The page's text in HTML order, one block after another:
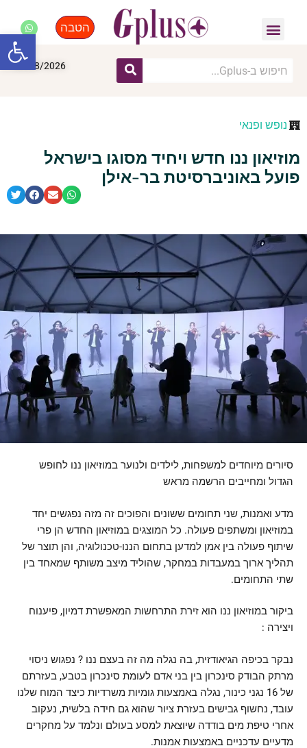
הטבה
09/08/2026
נופש ופנאי
מוזיאון ננו חדש ויחיד מסוגו בישראל
פועל באוניברסיטת בר-אילן
סיורים מיוחדים למשפחות, לילדים ולנוער במוזיאון ננו לחופש
הגדול ומחייבים הרשמה מראש
מדע ואמנות, שני תחומים ששונים והפוכים זה מזה נפגשים יחד
במוזיאון ומשתפים פעולה. כל המוצגים במוזיאון החדש הן פרי
שיתוף פעולה בין אמן למדען בתחום הננו-טכנולוגיה, והן תוצר של
תהליך ארוך במעבדות במחקר, שהוליד מיצב משותף שמאחד בין
שתי התחומים.
ביקור במוזיאון ננו הוא זירת התרחשות המאפשרת דמיון, פיענוח
ויצירה :
נבקר בכיפה הגיאודזית, בה נגלה מה זה בעצם ננו ? נפגוש ניסוי
מרתק הבודק סינכרון בין בני אדם לעומת סינכרון בטבע, בעזרתם
של 16 נגני כינור, נגלה באמצעות גומיות משרדיות כיצד המוח שלנו
עובד, נחשוף גבישים בעזרת ציור שהוא גם חידה בלשית, נעקוב
אחרי טיפת מים בודדה שיוצאת למסע בעולם ונלמד על מחקרים
מדעיים עדכניים באמצעות אמנות.
פתח